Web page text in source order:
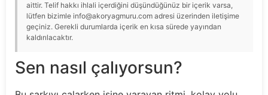
aittir. Telif hakkı ihlali içerdiğini düşündüğünüz bir içerik varsa,
lütfen bizimle info@akoryagmuru.com adresi üzerinden iletişime
geçiniz. Gerekli durumlarda içerik en kısa sürede yayından
kaldırılacaktır.
Sen nasıl çalıyorsun?